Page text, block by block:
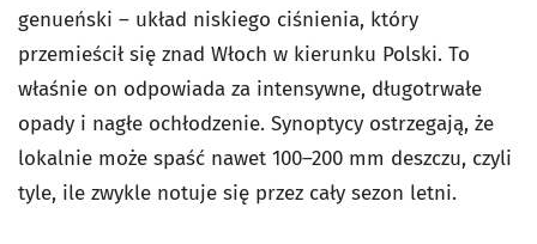
genueński – układ niskiego ciśnienia, który
przemieścił się znad Włoch w kierunku Polski. To
właśnie on odpowiada za intensywne, długotrwałe
opady i nagłe ochłodzenie. Synoptycy ostrzegają, że
lokalnie może spaść nawet 100–200 mm deszczu, czyli
tyle, ile zwykle notuje się przez cały sezon letni.